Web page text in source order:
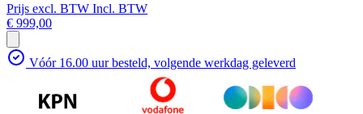
Prijs excl. BTW Incl. BTW
€ 999,00
Vóór 16.00 uur besteld, volgende werkdag geleverd